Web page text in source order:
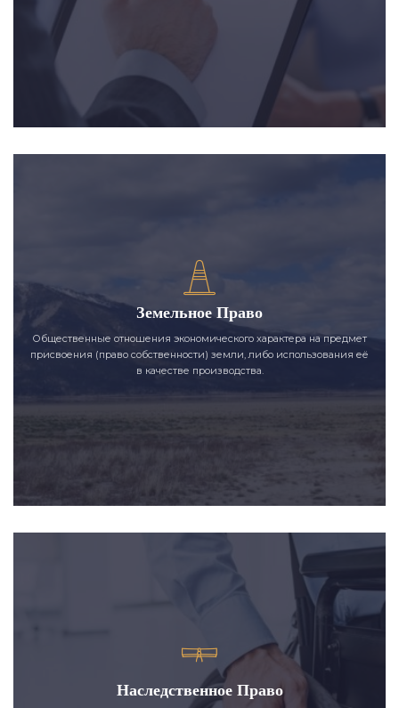
Земельное Право
Общественные отношения экономического характера на предмет
присвоения (право собственности) земли, либо использования её
в качестве производства.
Наследственное Право